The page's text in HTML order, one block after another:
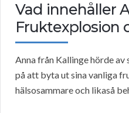
Vad innehåller
Fruktexplosion
Anna från Kallinge hörde av
på att byta ut sina vanliga
hälsosammare och likaså